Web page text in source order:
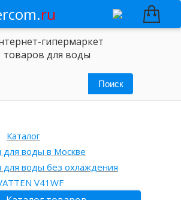
ru
гипермаркет
товаров для воды
Каталог
для воды в Москве
для воды без охлаждения
V41WF